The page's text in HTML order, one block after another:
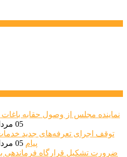
نماینده مجلس از وصول حقابه
05 مرداد 1405 - 27 ژوئیه 2026
توقف اجرای تعرفه‌های جدید
پیام 05 مرداد 1405 - 27 ژوئیه 2026
ضرورت تشکیل قرارگاه فرماندهی